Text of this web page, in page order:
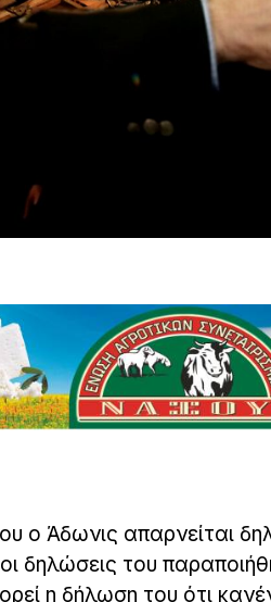
ο Άδωνις απαρνείται
οι δηλώσεις του
η δήλωση του ότι